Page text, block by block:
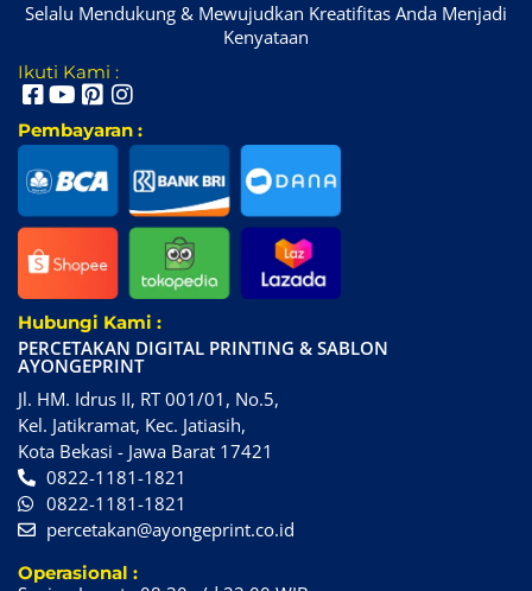
Selalu Mendukung & Mewujudkan Kreatifitas Anda Menjadi
Kenyataan
Ikuti Kami :
Pembayaran :
Hubungi Kami :
PERCETAKAN DIGITAL PRINTING & SABLON
AYONGEPRINT
Jl. HM. Idrus II, RT 001/01, No.5,
Kel. Jatikramat, Kec. Jatiasih,
Kota Bekasi - Jawa Barat 17421
0822-1181-1821
0822-1181-1821
percetakan@ayongeprint.co.id
Operasional :